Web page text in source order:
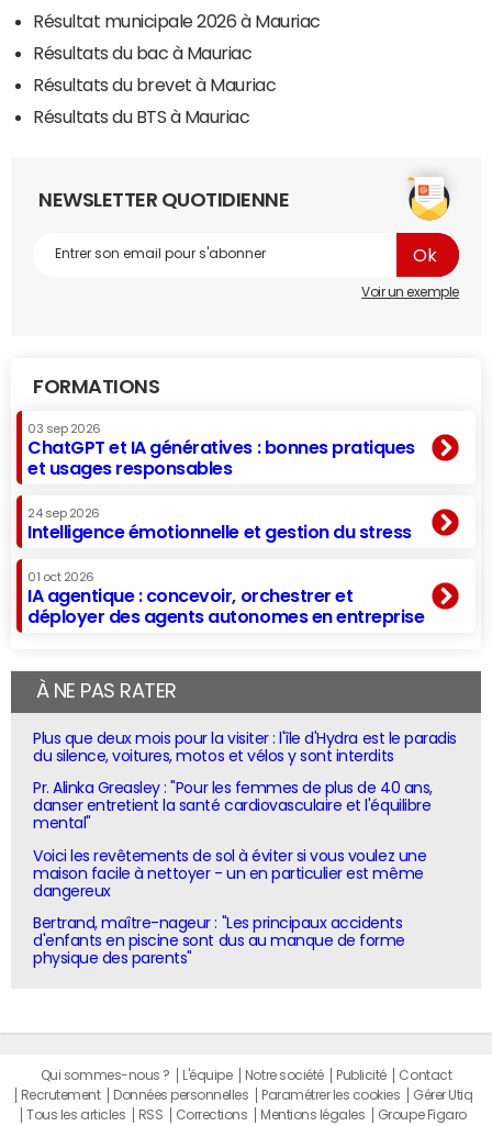
Résultat municipale 2026 à Mauriac
Résultats du bac à Mauriac
Résultats du brevet à Mauriac
Résultats du BTS à Mauriac
NEWSLETTER QUOTIDIENNE
Voir un exemple
FORMATIONS
03 sep 2026
ChatGPT et IA génératives : bonnes pratiques
et usages responsables
24 sep 2026
Intelligence émotionnelle et gestion du stress
01 oct 2026
IA agentique : concevoir, orchestrer et
déployer des agents autonomes en entreprise
À NE PAS RATER
Plus que deux mois pour la visiter : l'île d'Hydra est le paradis
du silence, voitures, motos et vélos y sont interdits
Pr. Alinka Greasley : "Pour les femmes de plus de 40 ans,
danser entretient la santé cardiovasculaire et l'équilibre
mental"
Voici les revêtements de sol à éviter si vous voulez une
maison facile à nettoyer - un en particulier est même
dangereux
Bertrand, maître-nageur : "Les principaux accidents
d'enfants en piscine sont dus au manque de forme
physique des parents"
Qui sommes-nous ? L'équipe Notre société Publicité
Contact
Recrutement
Données personnelles Paramétrer les cookies
Gérer Utiq
Tous les articles
RSS Corrections Mentions légales Groupe Figaro